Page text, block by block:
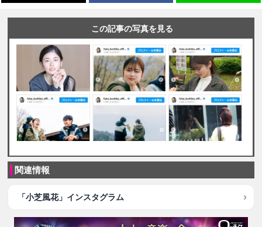
この記事の写真を見る
関連情報
「小芝風花」インスタグラム